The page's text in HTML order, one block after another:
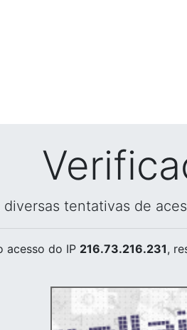
diversas tentativas de
acesso do IP 216.73.216.231,